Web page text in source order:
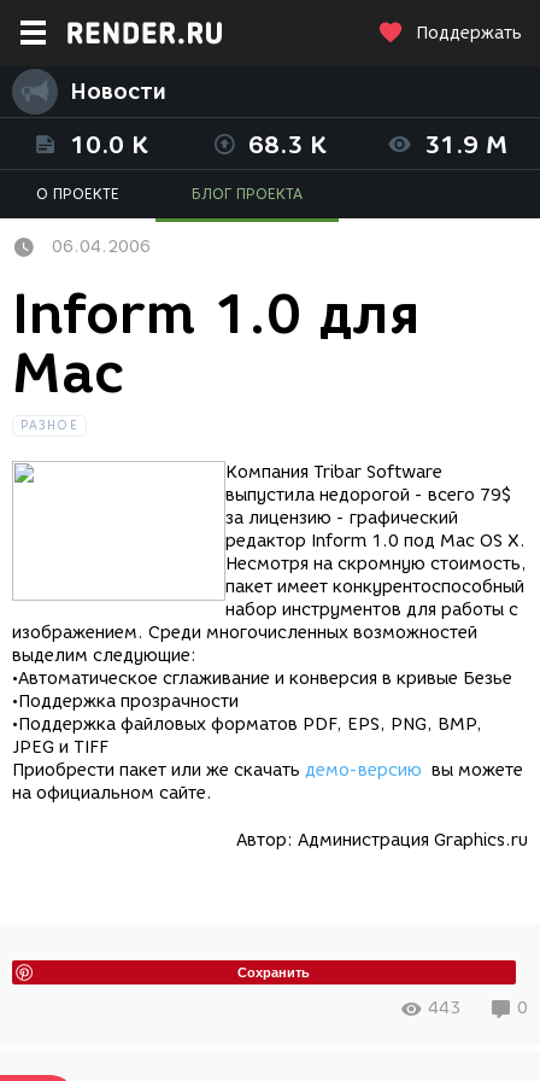
Поддержать
Новости
10.0 K 68.3 K 31.9 M
О ПРОЕКТЕ БЛОГ ПРОЕКТА
06.04.2006
Inform 1.0 для
Mac
РАЗНОЕ
Компания Tribar Software
выпустила недорогой - всего 79$
за лицензию - графический
редактор Inform 1.0 под Mac OS X.
Несмотря на скромную стоимость,
пакет имеет конкурентоспособный
набор инструментов для работы с
изображением. Среди многочисленных возможностей
выделим следующие:
•Автоматическое сглаживание и конверсия в кривые Безье
•Поддержка прозрачности
•Поддержка файловых форматов PDF, EPS, PNG, BMP,
JPEG и TIFF
Приобрести пакет или же скачать демо-версию вы можете
на официальном сайте.
Автор: Администрация Graphics.ru
Сохранить
443 0